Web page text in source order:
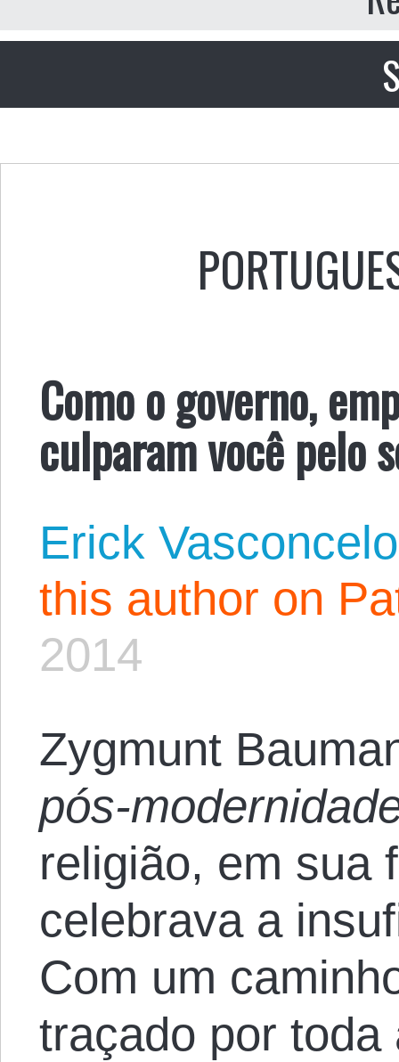
Como o governo,
culparam você pelo
Erick
this author on
2014
Zygmunt
pós-
religião, em sua
celebrava a
Com um
traçado por toda